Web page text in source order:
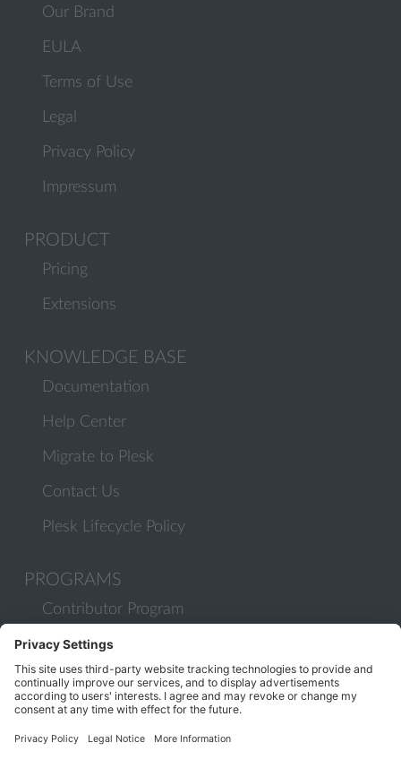
Our Brand
EULA
Terms of Use
Legal
Privacy Policy
Impressum
PRODUCT
Pricing
Extensions
KNOWLEDGE BASE
Documentation
Help Center
Migrate to Plesk
Contact Us
Plesk Lifecycle Policy
PROGRAMS
Contributor Program
Partner Program
COMMUNITY